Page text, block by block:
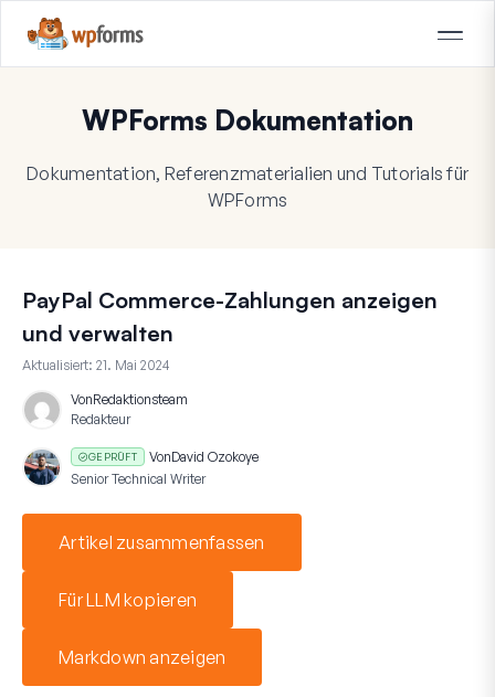
WPForms Dokumentation
Dokumentation, Referenzmaterialien und Tutorials für
WPForms
PayPal Commerce-Zahlungen anzeigen
und verwalten
Aktualisiert: 21. Mai 2024
VonRedaktionsteam
Redakteur
GEPRÜFT VonDavid Ozokoye
Senior Technical Writer
Artikel zusammenfassen
Für LLM kopieren
Markdown anzeigen